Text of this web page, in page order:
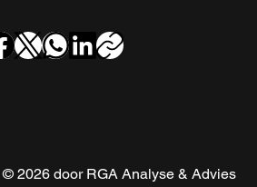
© 2026 door RGA Analyse & Advies